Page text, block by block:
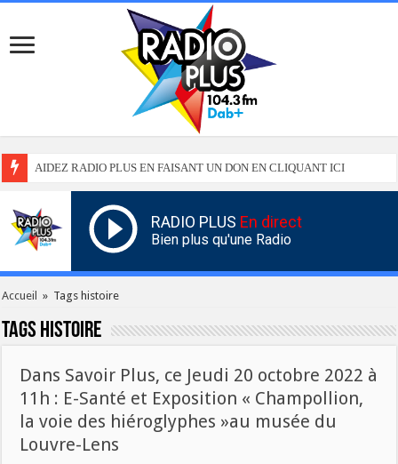
AIDEZ RADIO PLUS EN FAISANT UN DON EN CLIQUANT ICI
RADIO PLUS En direct
Bien plus qu'une Radio
Accueil » Tags histoire
Tags histoire
Dans Savoir Plus, ce Jeudi 20 octobre 2022 à
11h : E-Santé et Exposition « Champollion,
la voie des hiéroglyphes »au musée du
Louvre-Lens